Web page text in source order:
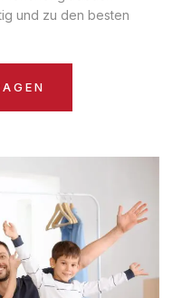
und zu den besten